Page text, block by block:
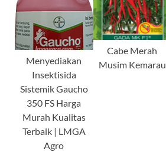
Menyediakan
Insektisida
Sistemik Gaucho
350 FS Harga
Murah Kualitas
Terbaik | LMGA
Agro
Cabe Merah
Musim Kemarau